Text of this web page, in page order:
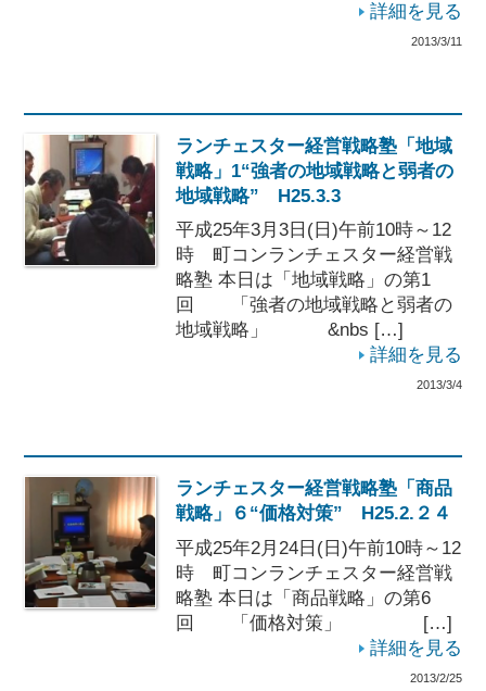
詳細を見る
2013/3/11
ランチェスター経営戦略塾「地域
戦略」1“強者の地域戦略と弱者の
地域戦略” H25.3.3
平成25年3月3日(日)午前10時～12
時 町コンランチェスター経営戦
略塾 本日は「地域戦略」の第1
回 「強者の地域戦略と弱者の
地域戦略」 &nbs […]
詳細を見る
2013/3/4
ランチェスター経営戦略塾「商品
戦略」６“価格対策” H25.2.２４
平成25年2月24日(日)午前10時～12
時 町コンランチェスター経営戦
略塾 本日は「商品戦略」の第6
回 「価格対策」 […]
詳細を見る
2013/2/25